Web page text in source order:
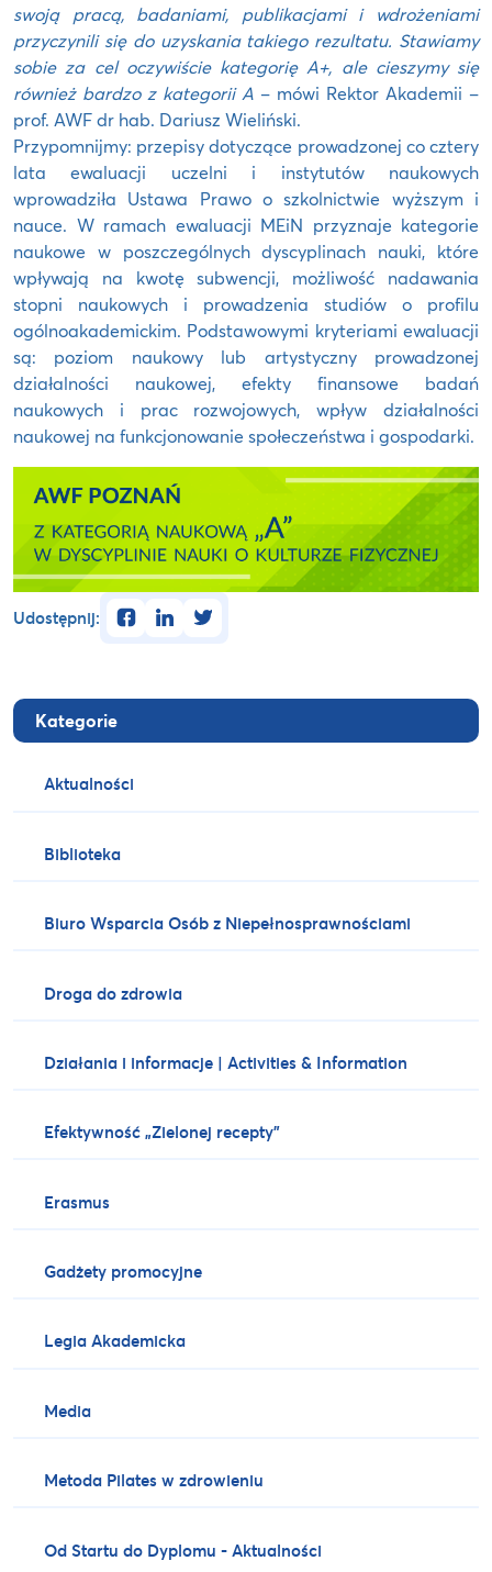
Kategorie
Aktualności
Biblioteka
Biuro Wsparcia Osób z Niepełnosprawnościami
Droga do zdrowia
Działania i informacje | Activities & Information
Efektywność „Zielonej recepty”
Erasmus
Gadżety promocyjne
Legia Akademicka
Media
Metoda Pilates w zdrowieniu
Od Startu do Dyplomu - Aktualności
swoją pracą, badaniami, publikacjami i wdrożeniami
przyczynili się do uzyskania takiego rezultatu. Stawiamy
sobie za cel oczywiście kategorię A+, ale cieszymy się
również bardzo z kategorii A – mówi Rektor Akademii –
prof. AWF dr hab. Dariusz Wieliński.
Przypomnijmy: przepisy dotyczące prowadzonej co cztery
lata ewaluacji uczelni i instytutów naukowych
wprowadziła Ustawa Prawo o szkolnictwie wyższym i
nauce. W ramach ewaluacji MEiN przyznaje kategorie
naukowe w poszczególnych dyscyplinach nauki, które
wpływają na kwotę subwencji, możliwość nadawania
stopni naukowych i prowadzenia studiów o profilu
ogólnoakademickim. Podstawowymi kryteriami ewaluacji
są: poziom naukowy lub artystyczny prowadzonej
działalności naukowej, efekty finansowe badań
naukowych i prac rozwojowych, wpływ działalności
naukowej na funkcjonowanie społeczeństwa i gospodarki.
Udostępnij: facebooklinkedintwitter